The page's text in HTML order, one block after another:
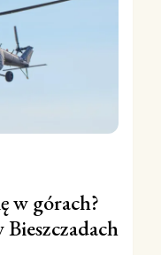
w górach?